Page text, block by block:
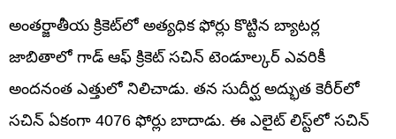
అంతర్జాతీయ క్రికెట్‌లో అత్యధిక ఫోర్లు కొట్టిన బ్యాటర్ల
జాబితాలో గాడ్ ఆఫ్ క్రికెట్ సచిన్ టెండూల్కర్ ఎవరికీ
అందనంత ఎత్తులో నిలిచాడు. తన సుదీర్ఘ అద్భుత కెరీర్‌లో
సచిన్ ఏకంగా 4076 ఫోర్లు బాదాడు. ఈ ఎలైట్ లిస్ట్‌లో సచిన్